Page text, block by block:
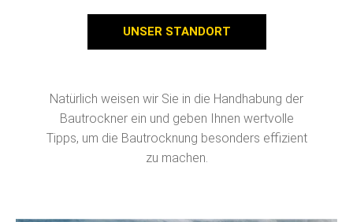
UNSER STANDORT
Natürlich weisen wir Sie in die Handhabung der
Bautrockner ein und geben Ihnen wertvolle
Tipps, um die Bautrocknung besonders effizient
zu machen.